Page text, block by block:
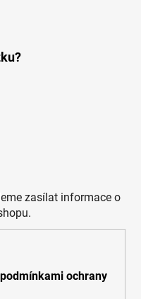
zasílat informace o
podmínkami ochrany